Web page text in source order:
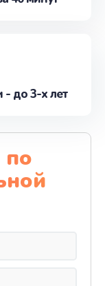
- до 3-х лет
по